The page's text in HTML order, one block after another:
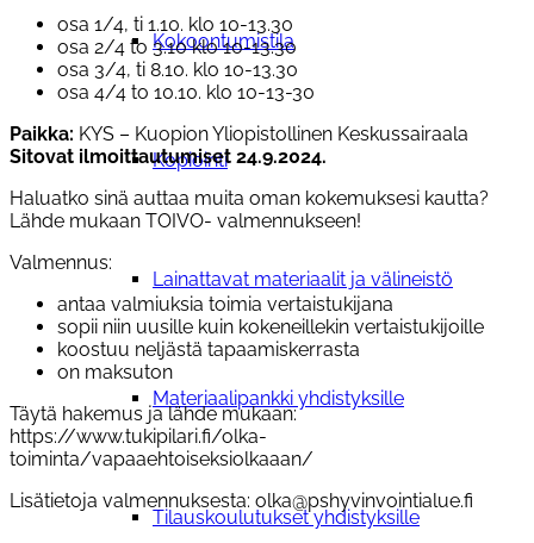
Kokoontumistila
Kopiointi
Lainattavat materiaalit ja välineistö
Materiaalipankki yhdistyksille
Tilauskoulutukset yhdistyksille
osa 1/4, ti 1.10. klo 10-13.30
osa 2/4 to 3.10 klo 10-13.30
osa 3/4, ti 8.10. klo 10-13.30
osa 4/4 to 10.10. klo 10-13-30
Paikka: KYS – Kuopion Yliopistollinen Keskussairaala
Sitovat ilmoittautumiset 24.9.2024.
Haluatko sinä auttaa muita oman kokemuksesi kautta?
Lähde mukaan TOIVO- valmennukseen!
Valmennus:
antaa valmiuksia toimia vertaistukijana
sopii niin uusille kuin kokeneillekin vertaistukijoille
koostuu neljästä tapaamiskerrasta
on maksuton
Täytä hakemus ja lähde mukaan:
https://www.tukipilari.fi/olka-
toiminta/vapaaehtoiseksiolkaaan/
Lisätietoja valmennuksesta: olka@pshyvinvointialue.fi